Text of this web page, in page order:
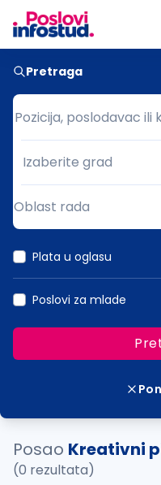
Pretraga
Pozicija, poslodavac ili
Pozicija, poslodavac ili
Grad
Izaberite grad
Oblast rada
Plata u oglasu
Poslovi za mlade
Posao Kreativni
(0 rezultata)